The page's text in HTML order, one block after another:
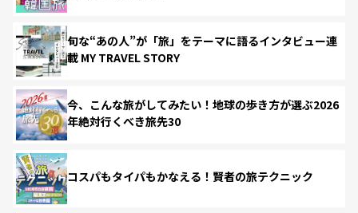
旬な“あの人”が「旅」をテーマに語るインタビュー連
載 MY TRAVEL STORY
今、こんな旅がしてみたい！地球の歩き方が選ぶ2026
年絶対行くべき旅先30
コスパもタイパもかなえる！賢者の旅テクニック